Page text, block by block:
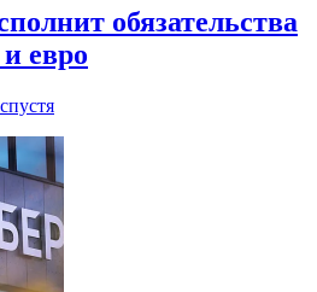
обязательства
евро